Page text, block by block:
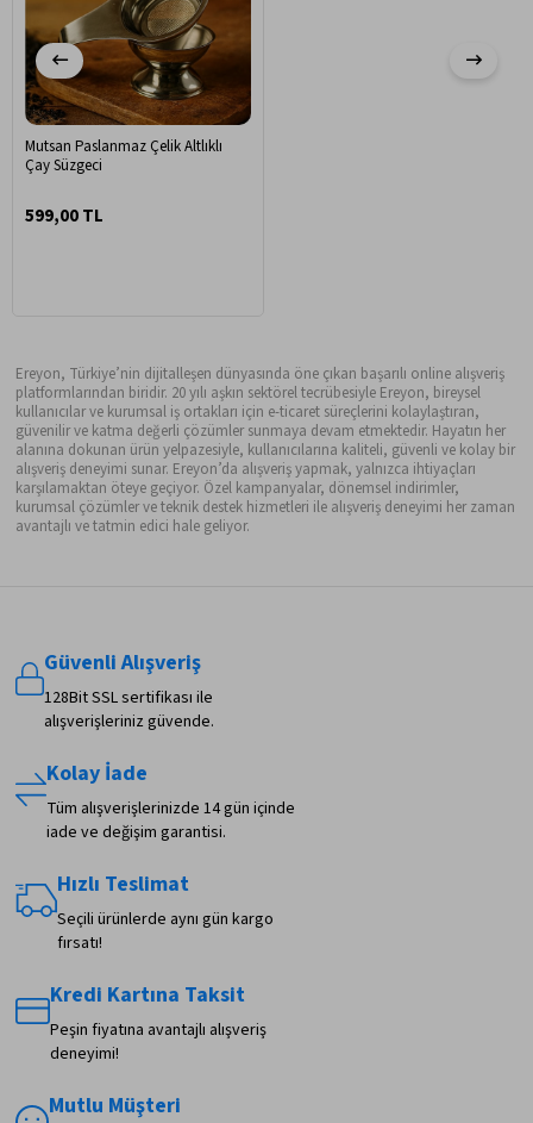
Mutsan Paslanmaz Çelik Altlıklı
Çay Süzgeci
599,00 TL
Ereyon, Türkiye’nin dijitalleşen dünyasında öne çıkan başarılı online alışveriş
platformlarından biridir. 20 yılı aşkın sektörel tecrübesiyle Ereyon, bireysel
kullanıcılar ve kurumsal iş ortakları için e-ticaret süreçlerini kolaylaştıran,
güvenilir ve katma değerli çözümler sunmaya devam etmektedir. Hayatın her
alanına dokunan ürün yelpazesiyle, kullanıcılarına kaliteli, güvenli ve kolay bir
alışveriş deneyimi sunar. Ereyon’da alışveriş yapmak, yalnızca ihtiyaçları
karşılamaktan öteye geçiyor. Özel kampanyalar, dönemsel indirimler,
kurumsal çözümler ve teknik destek hizmetleri ile alışveriş deneyimi her zaman
avantajlı ve tatmin edici hale geliyor.
Güvenli Alışveriş
128Bit SSL sertifikası ile
alışverişleriniz güvende.
Kolay İade
Tüm alışverişlerinizde 14 gün içinde
iade ve değişim garantisi.
Hızlı Teslimat
Seçili ürünlerde aynı gün kargo
fırsatı!
Kredi Kartına Taksit
Peşin fiyatına avantajlı alışveriş
deneyimi!
Mutlu Müşteri